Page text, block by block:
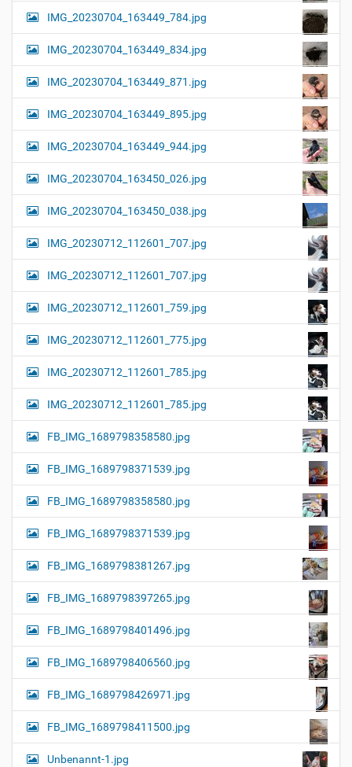
IMG_20230704_163449_784.jpg
IMG_20230704_163449_834.jpg
IMG_20230704_163449_871.jpg
IMG_20230704_163449_895.jpg
IMG_20230704_163449_944.jpg
IMG_20230704_163450_026.jpg
IMG_20230704_163450_038.jpg
IMG_20230712_112601_707.jpg
IMG_20230712_112601_707.jpg
IMG_20230712_112601_759.jpg
IMG_20230712_112601_775.jpg
IMG_20230712_112601_785.jpg
IMG_20230712_112601_785.jpg
FB_IMG_1689798358580.jpg
FB_IMG_1689798371539.jpg
FB_IMG_1689798358580.jpg
FB_IMG_1689798371539.jpg
FB_IMG_1689798381267.jpg
FB_IMG_1689798397265.jpg
FB_IMG_1689798401496.jpg
FB_IMG_1689798406560.jpg
FB_IMG_1689798426971.jpg
FB_IMG_1689798411500.jpg
Unbenannt-1.jpg